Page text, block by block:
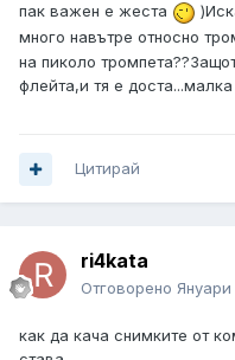
пак важен е жеста
много навътре относно
на пиколо
флейта,и тя е доста...малка
Цитирай
ri4kata
Отговорено
как да кача снимките от